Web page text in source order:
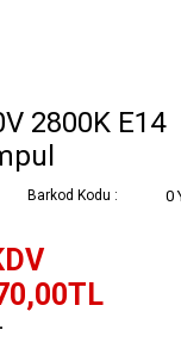
2800K E14
Barkod Kodu : 0
TL